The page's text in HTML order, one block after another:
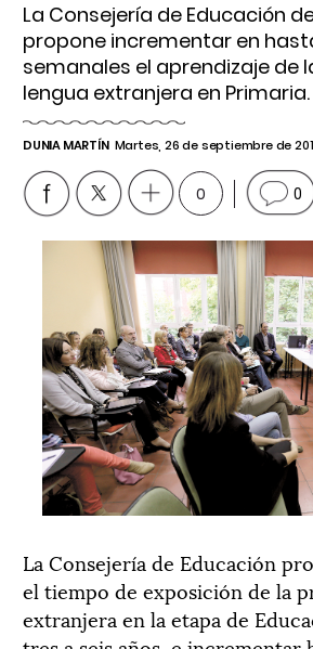
La Consejería de Educación
propone incrementar en
semanales el aprendizaje de
lengua extranjera en Primaria.
DUNIA MARTÍN Martes, 26 de septiembre de
0 0
La Consejería de Educación
el tiempo de exposición de la
extranjera en la etapa de